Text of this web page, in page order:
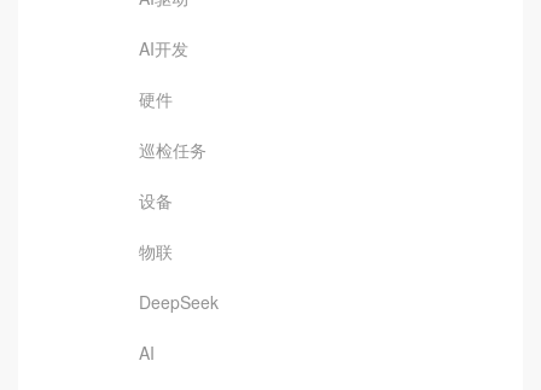
AI开发
硬件
巡检任务
设备
物联
DeepSeek
AI